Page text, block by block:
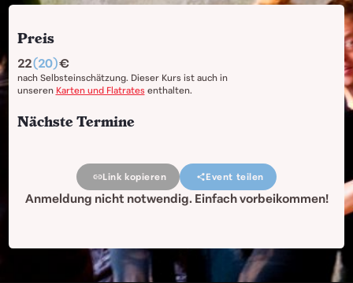
Preis
nach Selbsteinschätzung. Dieser Kurs ist auch in
unseren Karten und Flatrates enthalten.
22(20)
Nächste Termine
Link kopieren Event teilen
Anmeldung nicht notwendig. Einfach vorbeikommen!